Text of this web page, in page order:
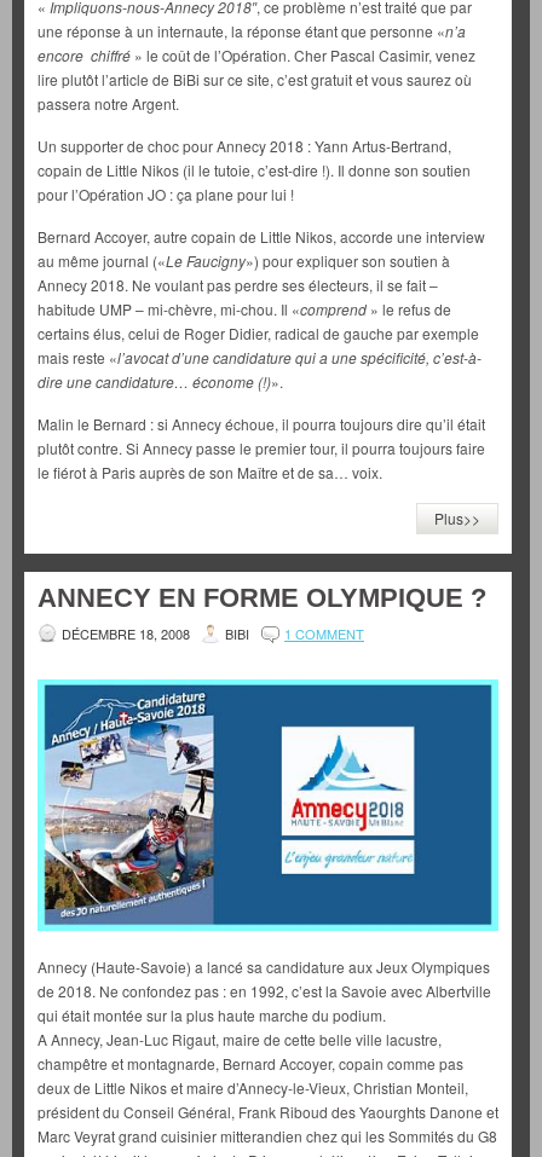
« Impliquons-nous-Annecy 2018″, ce problème n’est traité que par
une réponse à un internaute, la réponse étant que personne «n’a
encore chiffré » le coût de l’Opération. Cher Pascal Casimir, venez
lire plutôt l’article de BiBi sur ce site, c’est gratuit et vous saurez où
passera notre Argent.
Un supporter de choc pour Annecy 2018 : Yann Artus-Bertrand,
copain de Little Nikos (il le tutoie, c’est-dire !). Il donne son soutien
pour l’Opération JO : ça plane pour lui !
Bernard Accoyer, autre copain de Little Nikos, accorde une interview
au même journal («Le Faucigny») pour expliquer son soutien à
Annecy 2018. Ne voulant pas perdre ses électeurs, il se fait –
habitude UMP – mi-chèvre, mi-chou. Il «comprend » le refus de
certains élus, celui de Roger Didier, radical de gauche par exemple
mais reste «l’avocat d’une candidature qui a une spécificité, c’est-à-
dire une candidature… économe (!)».
Malin le Bernard : si Annecy échoue, il pourra toujours dire qu’il était
plutôt contre. Si Annecy passe le premier tour, il pourra toujours faire
le fiérot à Paris auprès de son Maître et de sa… voix.
Plus>>
ANNECY EN FORME OLYMPIQUE ?
DÉCEMBRE 18, 2008 BIBI 1 COMMENT
Annecy (Haute-Savoie) a lancé sa candidature aux Jeux Olympiques
de 2018. Ne confondez pas : en 1992, c’est la Savoie avec Albertville
qui était montée sur la plus haute marche du podium.
A Annecy, Jean-Luc Rigaut, maire de cette belle ville lacustre,
champêtre et montagnarde, Bernard Accoyer, copain comme pas
deux de Little Nikos et maire d’Annecy-le-Vieux, Christian Monteil,
président du Conseil Général, Frank Riboud des Yaourghts Danone et
Marc Veyrat grand cuisinier mitterandien chez qui les Sommités du G8